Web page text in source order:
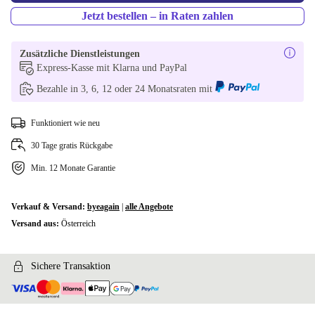
Jetzt bestellen – in Raten zahlen
Zusätzliche Dienstleistungen
Express-Kasse mit Klarna und PayPal
Bezahle in 3, 6, 12 oder 24 Monatsraten mit
Funktioniert wie neu
30 Tage gratis Rückgabe
Min. 12 Monate Garantie
Verkauf & Versand: byeagain alle Angebote
Versand aus: Österreich
Sichere Transaktion